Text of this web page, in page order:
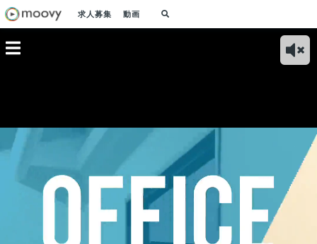
求人募集 動画